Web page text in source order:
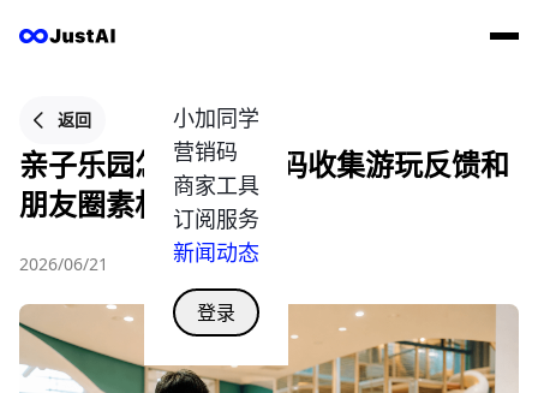
小加同学
营销码
商家工具
订阅服务
新闻动态
登录
返回
亲子乐园怎么用营销码收集游玩反馈和
朋友圈素材？
2026/06/21